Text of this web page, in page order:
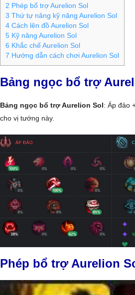
2 Phép bổ trợ Aurelion Sol
3 Thứ tự nâng kỹ năng Aurelion Sol
4 Cách lên đồ Aurelion Sol
5 Kỹ năng Aurelion Sol
6 Khắc chế Aurelion Sol
7 Hướng dẫn cách chơi Aurelion Sol
Bảng ngọc bổ trợ
Bảng ngọc bổ trợ Aurelion Sol: Áp đảo
cho vị tướng này.
Phép bổ trợ Aurelion